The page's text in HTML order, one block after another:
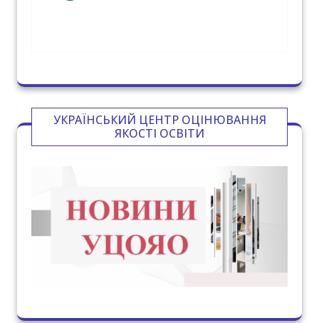
УКРАЇНСЬКИЙ ЦЕНТР ОЦІНЮВАННЯ
ЯКОСТІ ОСВІТИ